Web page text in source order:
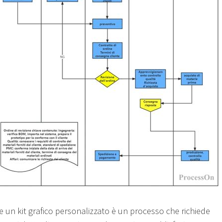
un kit grafico personalizzato è un processo che richiede